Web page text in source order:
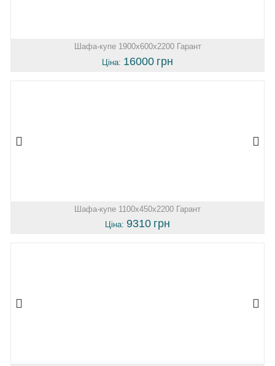
Шафа-купе 1900х600х2200 Гарант
Ціна: 16000 грн
Шафа-купе 1100х450х2200 Гарант
Ціна: 9310 грн